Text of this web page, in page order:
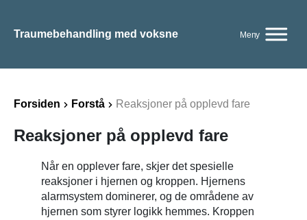
Traumebehandling med voksne Meny
Forsiden Forstå Reaksjoner på opplevd fare
Reaksjoner på opplevd fare
Når en opplever fare, skjer det spesielle
reaksjoner i hjernen og kroppen. Hjernens
alarmsystem dominerer, og de områdene av
hjernen som styrer logikk hemmes. Kroppen